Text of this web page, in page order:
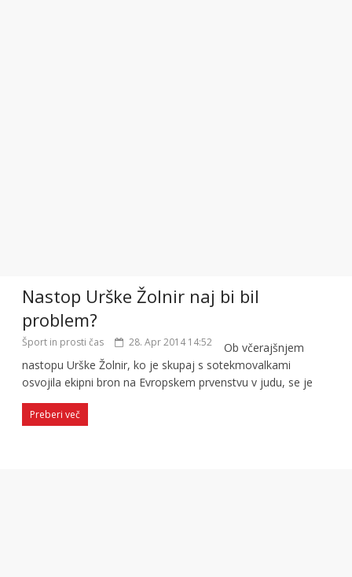
Nastop Urške Žolnir naj bi bil
problem?
Šport in prosti čas 28. Apr 2014 14:52
Ob včerajšnjem
nastopu Urške Žolnir, ko je skupaj s sotekmovalkami
osvojila ekipni bron na Evropskem prvenstvu v judu, se je
Preberi več